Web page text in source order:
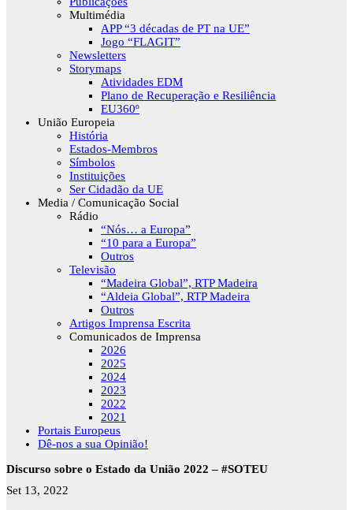
Multimédia
APP “3 décadas de PT na UE”
Jogo “FLAGIT”
Newsletters
Storymaps
Atividades EDM
Plano de Recuperação e Resiliência
EU360º
União Europeia
História
Estados-Membros
Símbolos
Instituições
Ser Cidadão da UE
Media / Comunicação Social
Rádio
“Nós… a Europa”
“10 para a Europa”
Outros
Televisão
“Madeira Global”, RTP Madeira
“Aldeia Global”, RTP Madeira
Outros
Artigos Imprensa Escrita
Comunicados de Imprensa
2026
2025
2024
2023
2022
2021
Portais Europeus
Dê-nos a sua Opinião!
Discurso sobre o Estado da União 2022 – #SOTEU
Set 13, 2022